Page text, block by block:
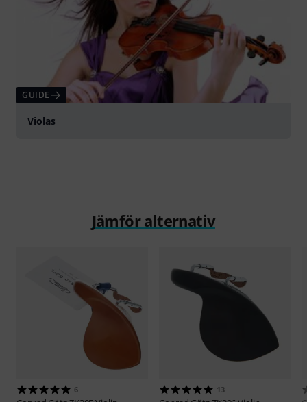
GUIDE
Violas
Jämför alternativ
6 13